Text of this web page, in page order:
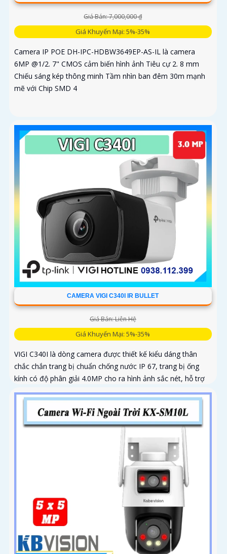
Giá Bán: 7,000,000 ₫
Giá Khuyến Mại: 5%-35%
Camera IP POE DH-IPC-HDBW3649EP-AS-IL là camera
6MP @1/2. 7" CMOS cảm biến hình ảnh Tiêu cự 2. 8 mm
Chiếu sáng kép thông minh Tầm nhìn ban đêm 30m mạnh
mẽ với Chip SMD 4
CAMERA VIGI C340I IR BULLET
Giá Bán: Liên Hệ
Giá Khuyến Mại: 5%-35%
VIGI C340I là dòng camera được thiết kế kiểu dáng thân
chắc chắn trang bị chuẩn chống nước IP 67, trang bị ống
kính có độ phân giải 4.0MP cho ra hình ảnh sắc nét, hỗ trợ
đèn hồng ngoại nhìn có màu vào ban đêm với khoảng cách
50m, công nghệ Smart IR giúp chống lóa hình ảnh